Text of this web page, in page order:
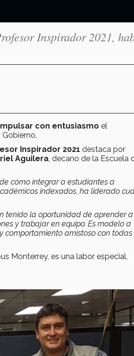
Inspirador 2021,
con entusiasmo el
Inspirador 2021 destaca por
Aguilera , decano de la Escuela
cómo integrar a estudiantes a
indexados, ha liderado
tenido la oportunidad de aprender a
y trabajar en equipo. Es modelo a
comportamiento amistoso con todas
Monterrey, es una labor especial,